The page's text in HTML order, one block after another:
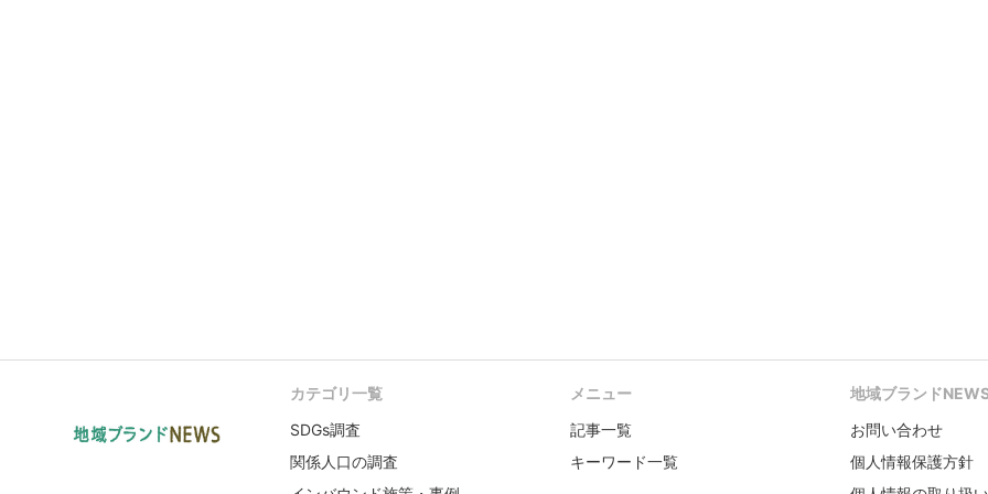
カテゴリ一覧
SDGs調査
関係人口の調査
メニュー
記事一覧
キーワード一覧
地域ブランド
お問い合わせ
個人情報保護方針